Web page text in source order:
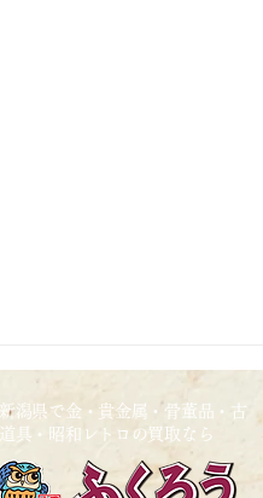
2026/4/24
新潟県で金・貴金属・骨董品・古
道具・昭和レトロの買取なら